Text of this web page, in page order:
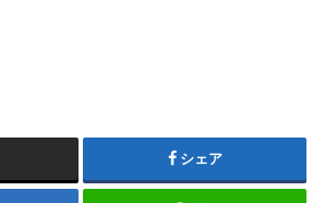
シェア